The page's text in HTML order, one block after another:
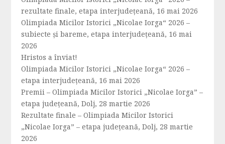
rezultate finale, etapa interjudețeană, 16 mai 2026
Olimpiada Micilor Istorici „Nicolae Iorga“ 2026 –
subiecte și bareme, etapa interjudețeană, 16 mai
2026
Hristos a înviat!
Olimpiada Micilor Istorici „Nicolae Iorga“ 2026 –
etapa interjudețeană, 16 mai 2026
Premii – Olimpiada Micilor Istorici „Nicolae Iorga” –
etapa județeană, Dolj, 28 martie 2026
Rezultate finale – Olimpiada Micilor Istorici
„Nicolae Iorga” – etapa județeană, Dolj, 28 martie
2026